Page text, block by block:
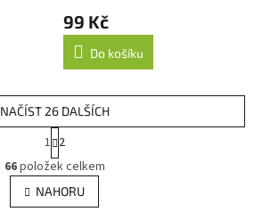
99 Kč
Do košíku
O
v
l
á
NAČÍST 26 DALŠÍCH
S
t
r
á
n
k
1 2
66položek celkem
NAHORU